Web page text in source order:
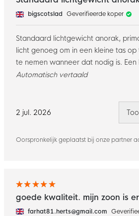
2 jul. 2026
Oorspronkelijk geplaatst bij onze partner
bigscotslad Geverifieerde koper
Standaard lichtgewicht anorak,
licht genoeg om in een kleine tas
te nemen wanneer dat nodig is.
Automatisch vertaald
goede kwaliteit. mijn zoon is
farhat81.herts@gmail.com